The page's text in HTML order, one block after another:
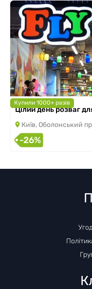
Купили 1000+ разів
Цілий день розваг
Київ, Оболонський
-26%